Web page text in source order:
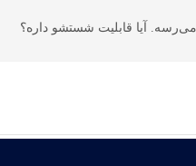
آیا قابلیت شستشو داره؟